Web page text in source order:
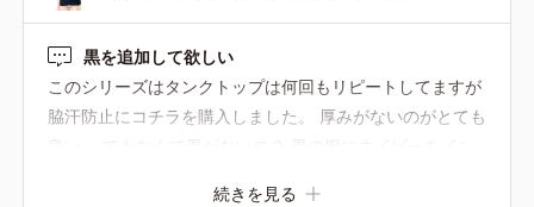
黒を追加して欲しい
このシリーズはタンクトップは何回もリピートしてますが
脇汗防止にコチラを購入しました。 厚みがないのがとても
続きを見る